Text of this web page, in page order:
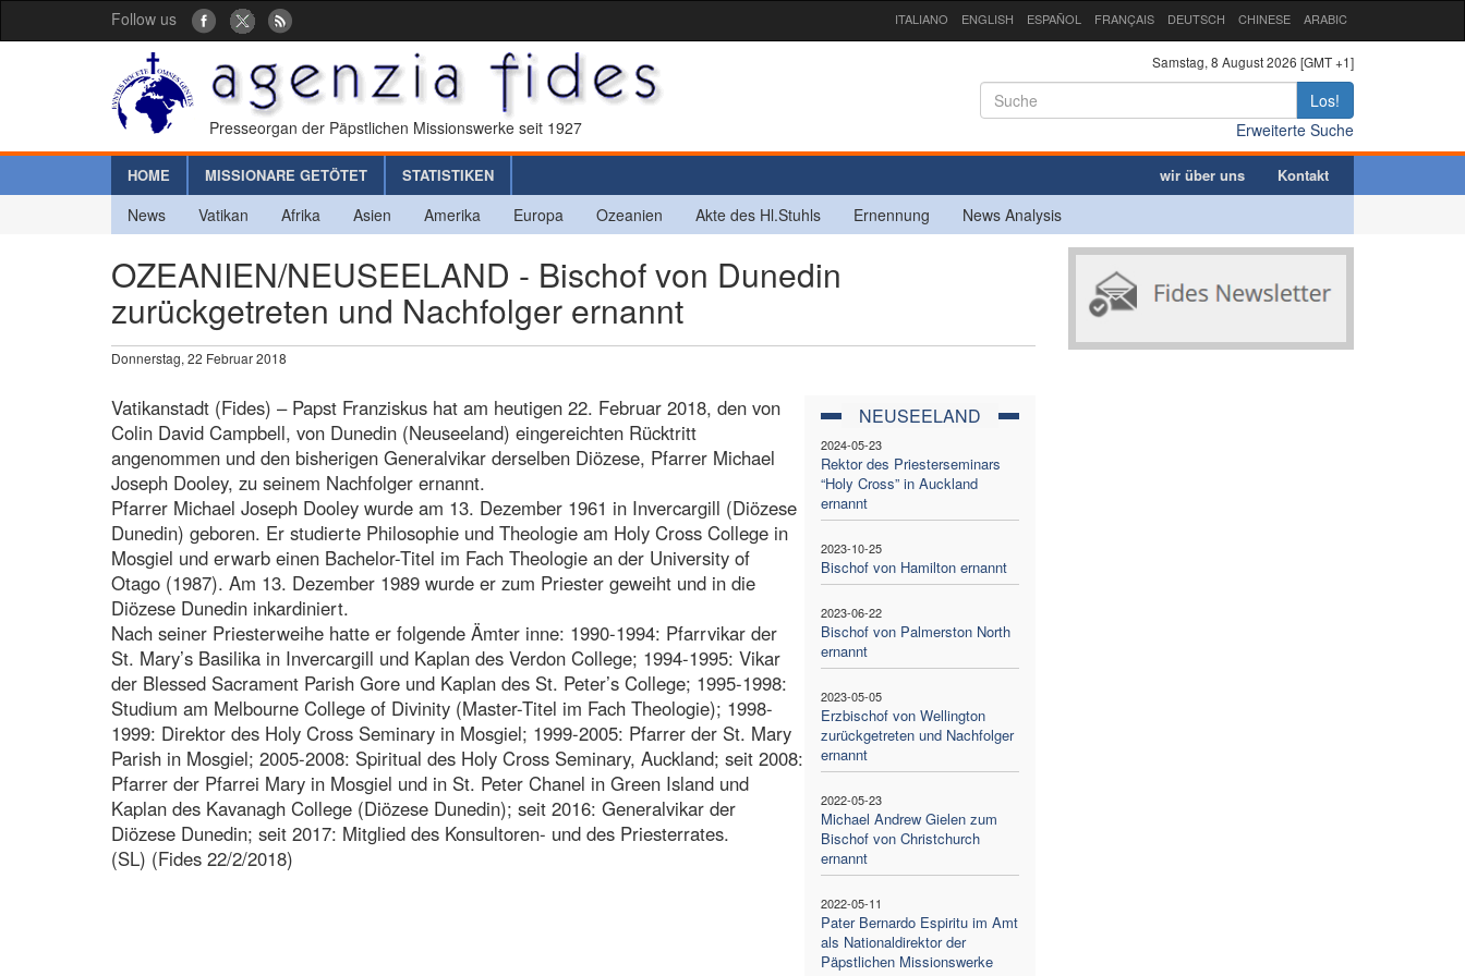
Follow us ITALIANO ENGLISH ESPAÑOL FRANÇAIS DEUTSCH CHINESE ARABIC
Presseorgan der Päpstlichen Missionswerke seit 1927
Samstag, 8 August 2026 [GMT +1]
Los!
Erweiterte Suche
HOME MISSIONARE GETÖTET STATISTIKEN wir über uns Kontakt
News Vatikan Afrika Asien Amerika Europa Ozeanien Akte des Hl.Stuhls Ernennung News Analysis
OZEANIEN/NEUSEELAND - Bischof von Dunedin
zurückgetreten und Nachfolger ernannt
Donnerstag, 22 Februar 2018
NEUSEELAND
2024-05-23
Rektor des Priesterseminars
“Holy Cross” in Auckland
ernannt
2023-10-25
Bischof von Hamilton ernannt
2023-06-22
Bischof von Palmerston North
ernannt
2023-05-05
Erzbischof von Wellington
zurückgetreten und Nachfolger
ernannt
2022-05-23
Michael Andrew Gielen zum
Bischof von Christchurch
ernannt
2022-05-11
Pater Bernardo Espiritu im Amt
als Nationaldirektor der
Päpstlichen Missionswerke
Vatikanstadt (Fides) – Papst Franziskus hat am heutigen 22. Februar 2018, den von
Colin David Campbell, von Dunedin (Neuseeland) eingereichten Rücktritt
angenommen und den bisherigen Generalvikar derselben Diözese, Pfarrer Michael
Joseph Dooley, zu seinem Nachfolger ernannt.
Pfarrer Michael Joseph Dooley wurde am 13. Dezember 1961 in Invercargill (Diözese
Dunedin) geboren. Er studierte Philosophie und Theologie am Holy Cross College in
Mosgiel und erwarb einen Bachelor-Titel im Fach Theologie an der University of
Otago (1987). Am 13. Dezember 1989 wurde er zum Priester geweiht und in die
Diözese Dunedin inkardiniert.
Nach seiner Priesterweihe hatte er folgende Ämter inne: 1990-1994: Pfarrvikar der
St. Mary’s Basilika in Invercargill und Kaplan des Verdon College; 1994-1995: Vikar
der Blessed Sacrament Parish Gore und Kaplan des St. Peter’s College; 1995-1998:
Studium am Melbourne College of Divinity (Master-Titel im Fach Theologie); 1998-
1999: Direktor des Holy Cross Seminary in Mosgiel; 1999-2005: Pfarrer der St. Mary
Parish in Mosgiel; 2005-2008: Spiritual des Holy Cross Seminary, Auckland; seit 2008:
Pfarrer der Pfarrei Mary in Mosgiel und in St. Peter Chanel in Green Island und
Kaplan des Kavanagh College (Diözese Dunedin); seit 2016: Generalvikar der
Diözese Dunedin; seit 2017: Mitglied des Konsultoren- und des Priesterrates.
(SL) (Fides 22/2/2018)